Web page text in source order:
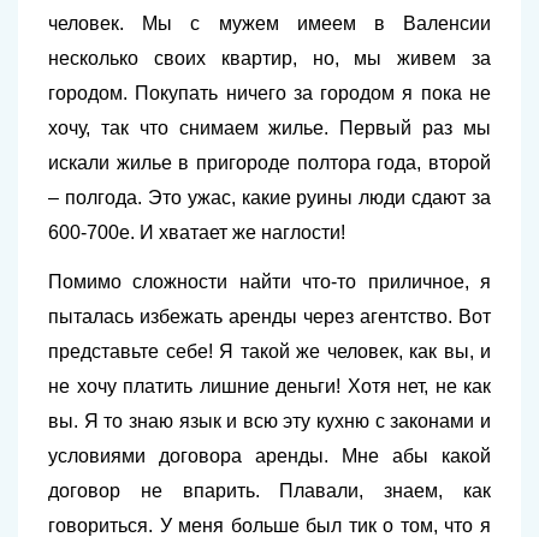
человек. Мы с мужем имеем в Валенсии
несколько своих квартир, но, мы живем за
городом. Покупать ничего за городом я пока не
хочу, так что снимаем жилье. Первый раз мы
искали жилье в пригороде полтора года, второй
– полгода. Это ужас, какие руины люди сдают за
600-700е. И хватает же наглости!
Помимо сложности найти что-то приличное, я
пыталась избежать аренды через агентство. Вот
представьте себе! Я такой же человек, как вы, и
не хочу платить лишние деньги! Хотя нет, не как
вы. Я то знаю язык и всю эту кухню с законами и
условиями договора аренды. Мне абы какой
договор не впарить. Плавали, знаем, как
говориться. У меня больше был тик о том, что я